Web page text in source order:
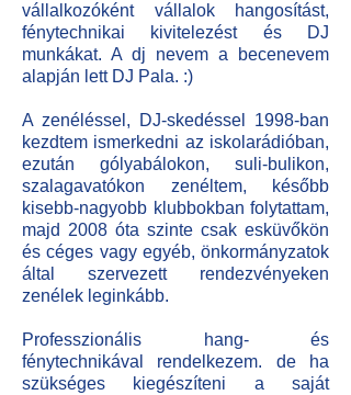
vállalkozóként vállalok hangosítást,
fénytechnikai kivitelezést és DJ
munkákat. A dj nevem a becenevem
alapján lett DJ Pala. :)
A zenéléssel, DJ-skedéssel 1998-ban
kezdtem ismerkedni az iskolarádióban,
ezután gólyabálokon, suli-bulikon,
szalagavatókon zenéltem, később
kisebb-nagyobb klubbokban folytattam,
majd 2008 óta szinte csak esküvőkön
és céges vagy egyéb, önkormányzatok
által szervezett rendezvényeken
zenélek leginkább.
Professzionális hang- és
fénytechnikával rendelkezem. de ha
szükséges kiegészíteni a saját